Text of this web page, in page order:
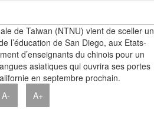
A- A+